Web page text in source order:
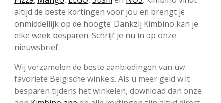
altijd de beste kortingen voor jou en brengt je
onmiddellijk op de hoogte. Dankzij Kimbino kan je
elke week besparen. Schrijf je nu in op onze
nieuwsbrief.
Wij verzamelen de beste aanbiedingen van uw
favoriete Belgische winkels. Als u meer geld wilt
besparen tijdens het winkelen, download dan onze